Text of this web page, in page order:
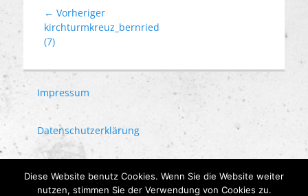
Beitragsnavigation
← Vorheriger
Vorheriger
Beitrag:
kirchturmkreuz_bernried
(7)
Impressum
Datenschutzerklärung
Diese Website benutz Cookies. Wenn Sie die Website weiter
nutzen, stimmen Sie der Verwendung von Cookies zu.